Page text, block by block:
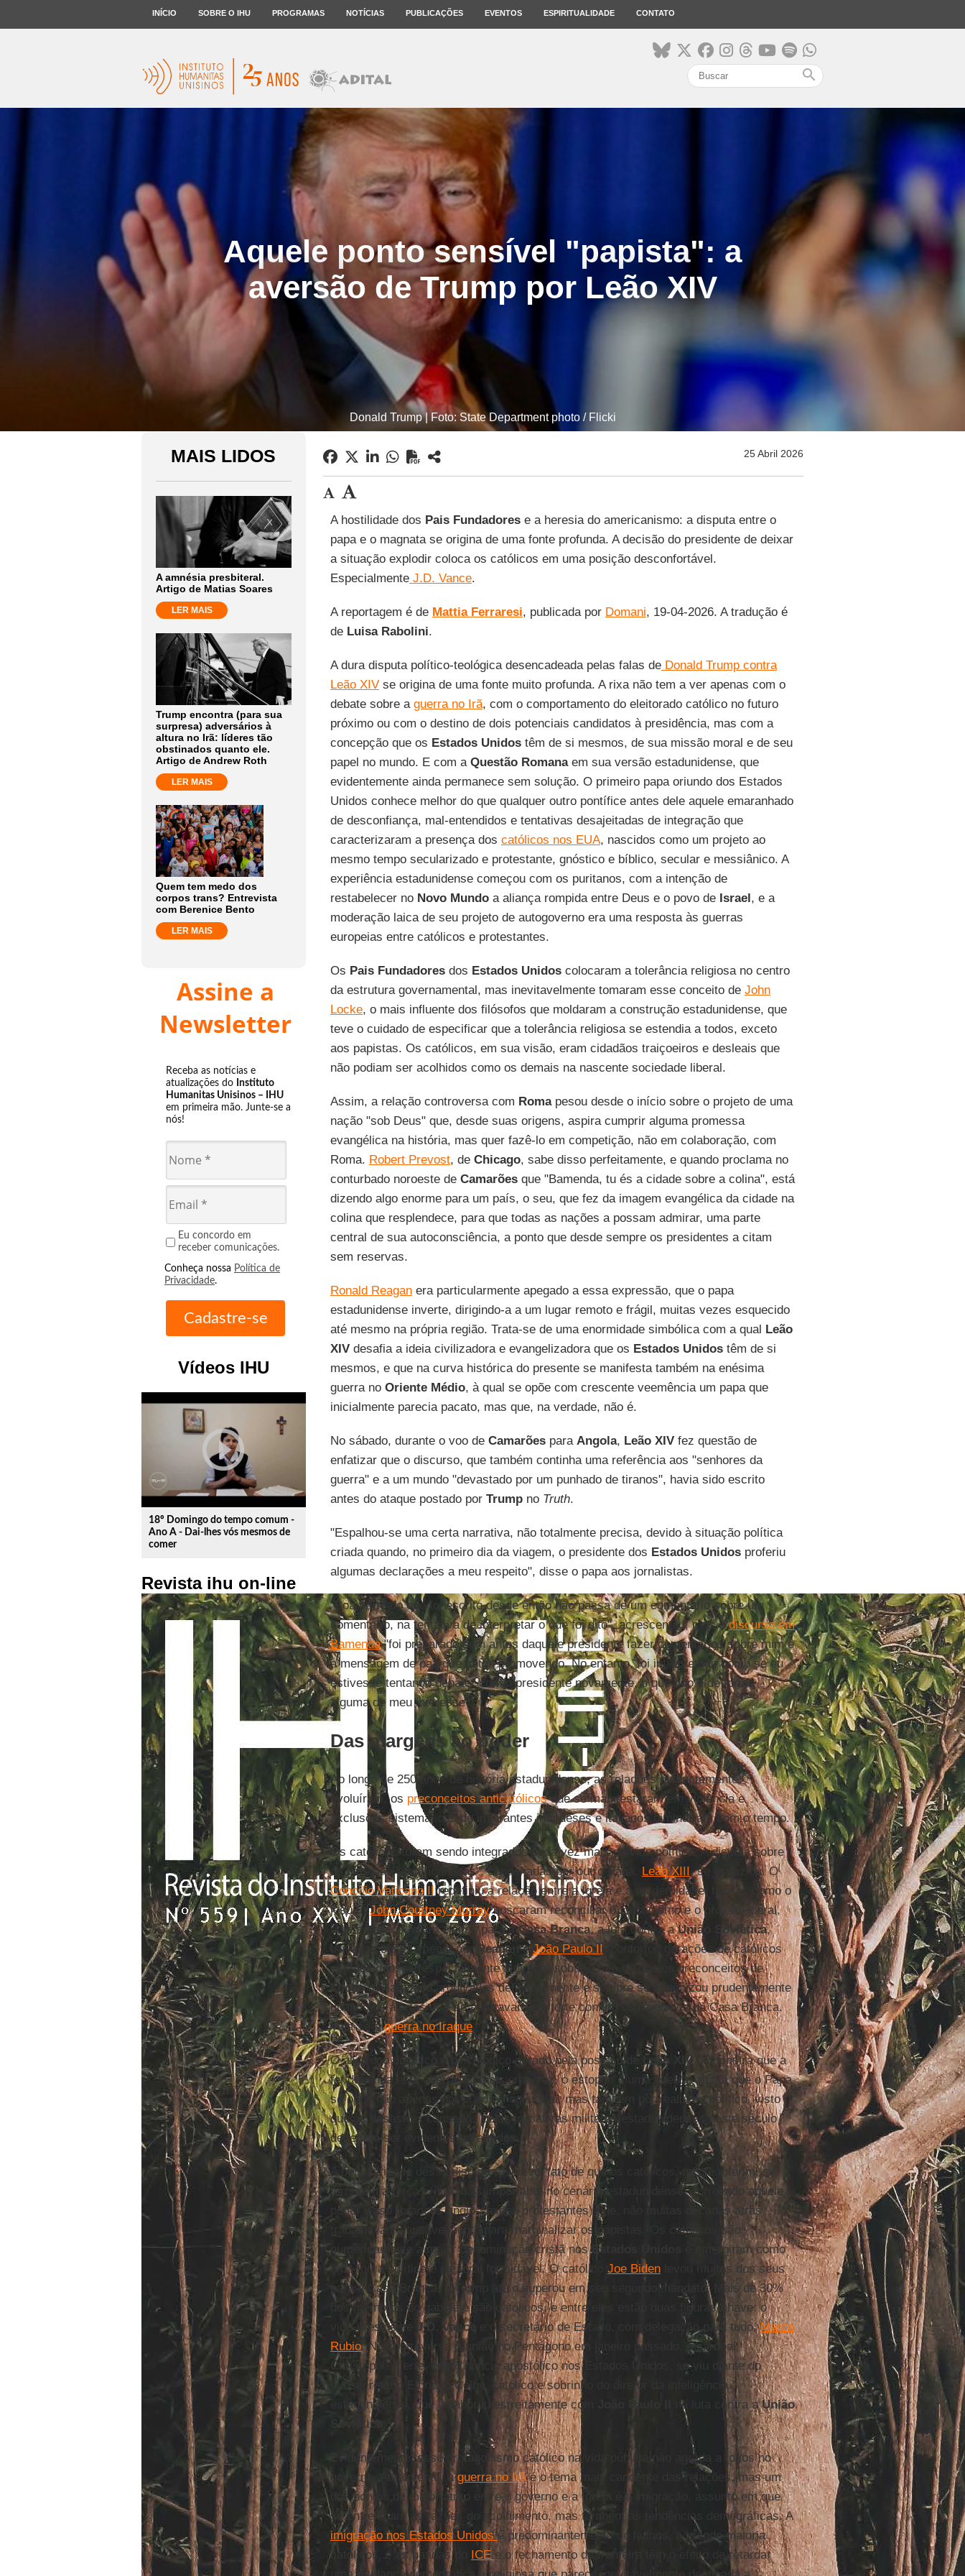
INÍCIO SOBRE O IHU PROGRAMAS NOTÍCIAS PUBLICAÇÕES EVENTOS ESPIRITUALIDADE CONTATO
search
Aquele ponto sensível "papista": a
aversão de Trump por Leão XIV
Donald Trump | Foto: State Department photo / Flicki
MAIS LIDOS
A amnésia presbiteral.
Artigo de Matias Soares
LER MAIS
Trump encontra (para sua
surpresa) adversários à
altura no Irã: líderes tão
obstinados quanto ele.
Artigo de Andrew Roth
LER MAIS
Quem tem medo dos
corpos trans? Entrevista
com Berenice Bento
LER MAIS
Assine a
Newsletter
Receba as notícias e
atualizações do Instituto
Humanitas Unisinos – IHU
em primeira mão. Junte-se a
nós!
Eu concordo em
receber comunicações.
Conheça nossa Política de
Privacidade.
Vídeos IHU
play_circle_outline
18º Domingo do tempo comum -
Ano A - Dai-lhes vós mesmos de
comer
Revista ihu on-line
25 Abril 2026
A hostilidade dos Pais Fundadorese a heresia do americanismo: a disputa entre o
papa e o magnata se origina de uma fonte profunda. A decisão do presidente de deixar
a situação explodir coloca os católicos em uma posição desconfortável.
EspecialmenteJ.D. Vance.
A reportagem é de Mattia Ferraresi, publicada por Domani, 19-04-2026. A tradução é
de Luisa Rabolini.
A dura disputa político-teológica desencadeada pelas falas deDonald Trump contra
Leão XIVse origina de uma fonte muito profunda. A rixa não tem a ver apenas com o
debate sobre a guerra no Irã, com o comportamento do eleitorado católico no futuro
próximo ou com o destino de dois potenciais candidatos à presidência, mas com a
concepção que os Estados Unidostêm de si mesmos, de sua missão moral e de seu
papel no mundo. E com a Questão Romanaem sua versão estadunidense, que
evidentemente ainda permanece sem solução. O primeiro papa oriundo dos Estados
Unidos conhece melhor do que qualquer outro pontífice antes dele aquele emaranhado
de desconfiança, mal-entendidos e tentativas desajeitadas de integração que
caracterizaram a presença dos católicos nos EUA, nascidos como um projeto ao
mesmo tempo secularizado e protestante, gnóstico e bíblico, secular e messiânico. A
experiência estadunidense começou com os puritanos, com a intenção de
restabelecer no Novo Mundoa aliança rompida entre Deus e o povo de Israel, e a
moderação laica de seu projeto de autogoverno era uma resposta às guerras
europeias entre católicos e protestantes.
Os Pais Fundadoresdos Estados Unidoscolocaram a tolerância religiosa no centro
da estrutura governamental, mas inevitavelmente tomaram esse conceito de John
Locke, o mais influente dos filósofos que moldaram a construção estadunidense, que
teve o cuidado de especificar que a tolerância religiosa se estendia a todos, exceto
aos papistas. Os católicos, em sua visão, eram cidadãos traiçoeiros e desleais que
não podiam ser acolhidos como os demais na nascente sociedade liberal.
Assim, a relação controversa com Romapesou desde o início sobre o projeto de uma
nação "sob Deus" que, desde suas origens, aspira cumprir alguma promessa
evangélica na história, mas quer fazê-lo em competição, não em colaboração, com
Roma. Robert Prevost, de Chicago, sabe disso perfeitamente, e quando proclama no
conturbado noroeste de Camarõesque "Bamenda, tu és a cidade sobre a colina", está
dizendo algo enorme para um país, o seu, que fez da imagem evangélica da cidade na
colina que resplendece, para que todas as nações a possam admirar, uma parte
central de sua autoconsciência, a ponto que desde sempre os presidentes a citam
sem reservas.
Ronald Reaganera particularmente apegado a essa expressão, que o papa
estadunidense inverte, dirigindo-a a um lugar remoto e frágil, muitas vezes esquecido
até mesmo na própria região. Trata-se de uma enormidade simbólica com a qual Leão
XIVdesafia a ideia civilizadora e evangelizadora que os Estados Unidostêm de si
mesmos, e que na curva histórica do presente se manifesta também na enésima
guerra no Oriente Médio, à qual se opõe com crescente veemência um papa que
inicialmente parecia pacato, mas que, na verdade, não é.
No sábado, durante o voo de Camarõespara Angola, Leão XIVfez questão de
enfatizar que o discurso, que também continha uma referência aos "senhores da
guerra" e a um mundo "devastado por um punhado de tiranos", havia sido escrito
antes do ataque postado por Trumpno Truth.
"Espalhou-se uma certa narrativa, não totalmente precisa, devido à situação política
criada quando, no primeiro dia da viagem, o presidente dos Estados Unidosproferiu
algumas declarações a meu respeito", disse o papa aos jornalistas.
"Boa parte do que foi escrito desde então não passa de um comentário sobre um
comentário, na tentativa de interpretar o que foi dito", acrescentou, mas odiscurso em
Bamenda"foi preparado bem antes daquele presidente fazer comentários sobre mim e
a mensagem de paz que estou promovendo. No entanto, foi interpretado como se eu
estivesse tentando debater com o presidente novamente, o que não é de forma
alguma de meu interesse".
Das margens ao poder
Ao longo de 250 anos de história estadunidense, as relações evidentemente
evoluíram, os preconceitos anticatólicosque se manifestaram em violência e
exclusões sistemáticas de imigrantes irlandeses e italianos diminuíram com o tempo.
Os católicos foram sendo integrados cada vez mais na vida política. A disputa sobre
as heresias "americanistas", condenadas por outro Papa, Leão XIII, se esvaziou. O
Concílio Vaticano IIredefiniu a relação entre a Igreja e a modernidade, figuras como o
jesuítaJohn Courtney Murraybuscaram reconciliar o catolicismo e o projeto liberal,
dois católicos foram eleitos para aCasa Branca, a luta contra aUnião Soviética,
travada conjuntamente por Reagan eJoão Paulo II , confortou gerações de católicos
estadunidenses (especialmente à direita) sobre o fato de que os preconceitos de
Lockehaviam sido arquivados definitivamente e sempre se minimizou prudentemente
quando os alertas do Papa entravam em forte conflito com aqueles da Casa Branca.
Veja-se aguerra no Iraque.
O alvoroço dialético e psicológico gerado pela posição de Leão XIVdemonstra que a
ferida ainda está aberta. E, mais uma vez, o estopim é uma guerra, algo a que o Papa
se opõe não apenas por práxis magisterial, mas também por realismo político, visto
que os desastres causados pelas iniciativas militares estadunidenses neste século
deveriam ser evidentes para todos.
A peculiaridade dessa disputa reside no fato de que os católicos, nesse ínterim, se
tornaram a força cristã mais importante no cenário estadunidense, corroendo aquele
poder
wasp
(brancos anglo-saxões protestantes) que, não muitas décadas atrás,
trabalhava incansavelmente para marginalizar os papistas. Os católicos são
numericamente a maior denominação cristã nosEstados Unidos
e emergiram como
uma força política e eleitoral formidável. O católico Joe Bidenlevou muitos dos seus
para a Casa Branca, e Trump até o superou em seu segundo mandato. Mais de 30%
dos membros do gabinete são católicos, e entre eles estão duas figuras-chave: o
vice-presidente J.D. Vance e o secretário de Estado, com delegação para tudo,Marco
Rubio. Na controversa reunião no Pentágono em janeiro passado, o cardeal
Christophe Pierre, então núncio apostólico nos Estados Unidos, se viu diante do
subsecretário Elbridge Colby, católico e sobrinho do diretor da inteligência
estadunidense, que colaborou estreitamente com
João Paulo II na luta contra aUnião
Soviética
Evidentemente, esse protagonismo católico na vida pública não agrada a todos no
governo. Atualmente, aguerra no Irãé o tema mais candente das relações, mas um
dos pontos de maior atrito entre o governo e a Igreja é a imigração, assunto em que
se entrelaçam as razões do acolhimento, mas também as tendências demográficas. A
imigração nos Estados Unidosé predominantemente de latinos, a grande maioria
católicos, e as batidas do ICE e o fechamento da fronteira têm o efeito de retardar